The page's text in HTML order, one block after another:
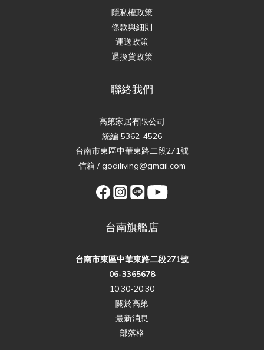
隱私權政策
條款與細則
運送政策
退換貨政策
聯絡我們
高第家居有限公司
統編 5362-4526
台南市東區中華東路二段271號
信箱 / godiliving@gmail.com
台南旗艦店
台南市東區中華東路二段271號
06-3365678
10:30-20:30
關於高第
最新消息
部落格